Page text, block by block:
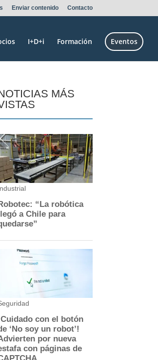
Enviar contenido Contacto
I+D+i Formación Eventos
MÁS